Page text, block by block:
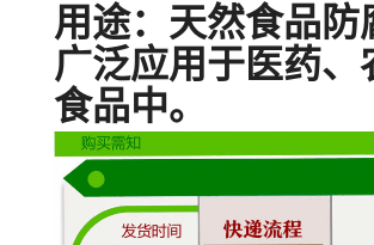
用途：天然食品防
广泛应用于医药、
食品中。